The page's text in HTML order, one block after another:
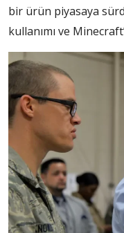
bir ürün piyasaya
kullanımı ve